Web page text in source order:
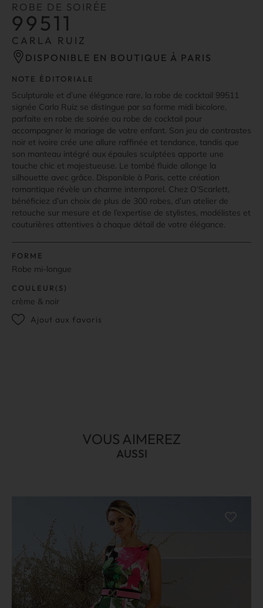
ROBE DE SOIRÉE
99511
CARLA RUIZ
DISPONIBLE EN BOUTIQUE À PARIS
NOTE ÉDITORIALE
Sculpturale et d’une élégance rare, la robe de cocktail 99511
signée Carla Ruiz se distingue par sa forme midi bicolore,
parfaite en robe de soirée ou robe de cocktail pour
accompagner le mariage de votre enfant. Son jeu de contrastes
noir et ivoire crée une allure raffinée et tendance, tandis que
son manteau intégré aux épaules sculptées apporte une
touche chic et majestueuse. Le tombé fluide allonge la
silhouette avec grâce. Disponible à Paris, cette création
romantique révèle un charme intemporel. Chez O’Scarlett,
bénéficiez d’un choix de plus de 300 robes, d’un atelier de
retouche sur mesure et de l’expertise de stylistes, modélistes et
couturières attentives à chaque détail de votre élégance.
FORME
Robe mi-longue
COULEUR(S)
crème & noir
Ajout aux favoris
VOUS AIMEREZ
AUSSI